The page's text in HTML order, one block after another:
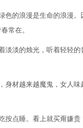
色的浪漫是生命的浪漫
常在。
淡淡的烛光，听着轻轻
身材越来越魔鬼，女人
按点睡。看上就买甭嫌